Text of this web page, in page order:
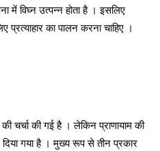
में विघ्न उत्पन्न होता है । इसलिए
प्रत्याहार का पालन करना चाहिए ।
चर्चा की गई है । लेकिन प्राणायाम की
गया है । मुख्य रूप से तीन प्रकार